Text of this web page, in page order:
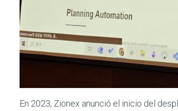
En 2023, Zionex anunció el inicio del